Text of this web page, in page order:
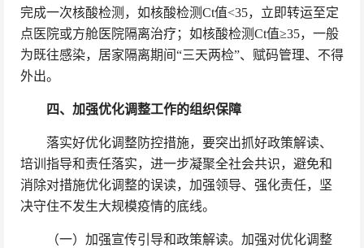
完成一次核酸检测，如核酸检测Ct值<35，立即转运至定
点医院或方舱医院隔离治疗；如核酸检测Ct值≥35，一般
为既往感染，居家隔离期间“三天两检”、赋码管理、不得
外出。
四、加强优化调整工作的组织保障
落实好优化调整防控措施，要突出抓好政策解读、
培训指导和责任落实，进一步凝聚全社会共识，避免和
消除对措施优化调整的误读，加强领导、强化责任，坚
决守住不发生大规模疫情的底线。
（一）加强宣传引导和政策解读。加强对优化调整